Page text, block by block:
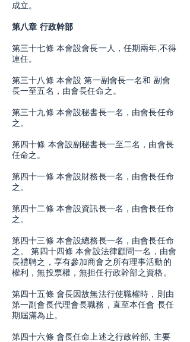
成立。
第八章 行政幹部
第三十七條 本會設會長一人，任期兩年,不得
連任。
第三十八條 本會設 第一副會長一名和 副會
長一至五名，由會長任命之。
第三十九條 本會設秘書長一名，由會長任命
之。
第四十條 本會設副秘書長一至二名，由會長
任命之。
第四十一條 本會設財務長一名，由會長任命
之。
第四十二條 本會設資訊長一名，由會長任命
之。
第四十三條 本會設總務長一名，由會長任命
之。 第四十四條 本會設法律顧問一名，由會
長禮聘之，享有參加商會之所有理事活動的
權利，無投票權，無担任行政幹部之資格。
第四十五條 會長因故無法行使職權時，則由
第一副會長代理會長職務，直至本任會 長任
期屆滿為止。
第四十六條 會長任命上述之行政幹部, 主要